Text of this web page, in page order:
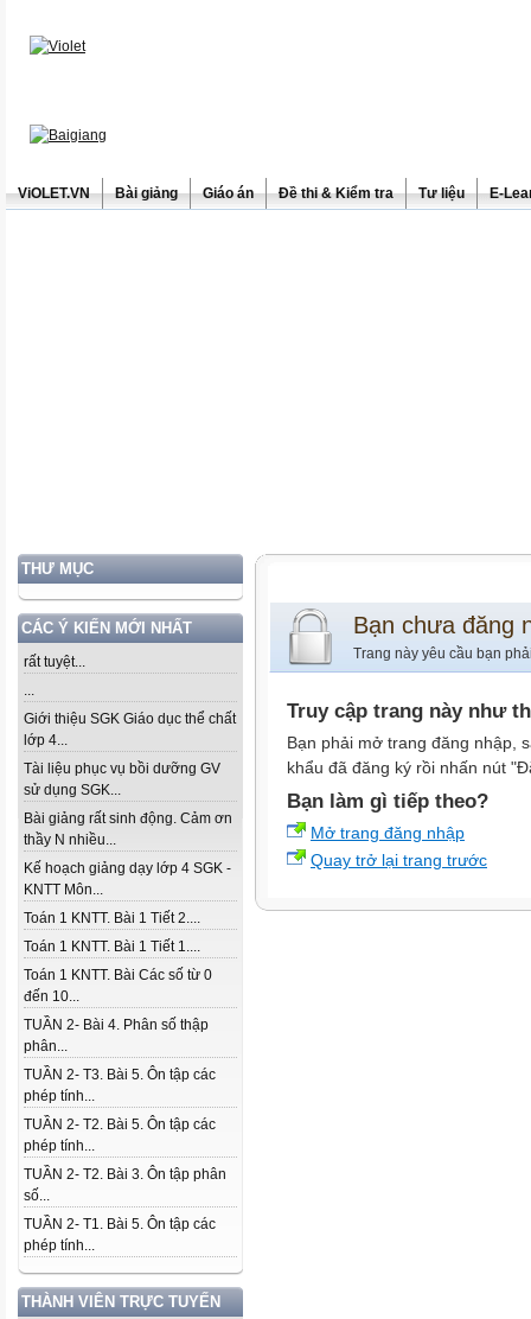
ViOLET.VN Bài giảng Giáo án Đề thi & Kiểm tra Tư liệu E-
THƯ MỤC
CÁC Ý KIẾN MỚI NHẤT
rất tuyệt...
...
Giới thiệu SGK Giáo dục thể chất
lớp 4...
Tài liệu phục vụ bồi dưỡng GV
sử dụng SGK...
Bài giảng rất sinh động. Cảm ơn
thầy N nhiều...
Kế hoạch giảng dạy lớp 4 SGK -
KNTT Môn...
Toán 1 KNTT. Bài 1 Tiết 2....
Toán 1 KNTT. Bài 1 Tiết 1....
Toán 1 KNTT. Bài Các số từ 0
đến 10...
TUẦN 2- Bài 4. Phân số thập
phân...
TUẦN 2- T3. Bài 5. Ôn tập các
phép tính...
TUẦN 2- T2. Bài 5. Ôn tập các
phép tính...
TUẦN 2- T2. Bài 3. Ôn tập phân
số...
TUẦN 2- T1. Bài 5. Ôn tập các
phép tính...
THÀNH VIÊN TRỰC TUYẾN
Bạn chưa đăng
Trang này yêu cầu bạn
Truy cập trang này như
Bạn phải mở trang đăng nhập,
khẩu đã đăng ký rồi nhấn nút
Bạn làm gì tiếp theo?
Mở trang đăng nhập
Quay trở lại trang trước